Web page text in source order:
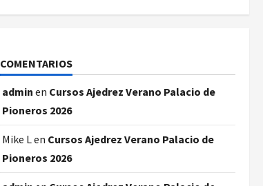
COMENTARIOS
admin en Cursos Ajedrez Verano Palacio de
Pioneros 2026
Mike Len Cursos Ajedrez Verano Palacio de
Pioneros 2026